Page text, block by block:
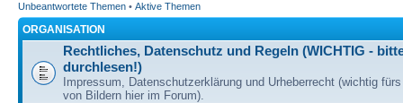
Unbeantwortete Themen • Aktive Themen
ORGANISATION
Rechtliches, Datenschutz und Regeln (WICHTIG -
durchlesen!)
Impressum, Datenschutzerklärung und Urheberrecht (wichtig
von Bildern hier im Forum).